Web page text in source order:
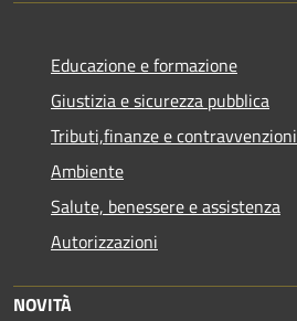
Educazione e formazione
Giustizia e sicurezza pubblica
Tributi,finanze e contravvenzioni
Ambiente
Salute, benessere e assistenza
Autorizzazioni
NOVITÀ